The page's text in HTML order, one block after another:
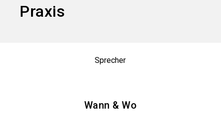
Praxis
Sprecher
Wann & Wo